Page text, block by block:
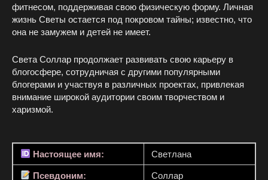
фитнесом, поддерживая свою физическую форму. Личная
жизнь Светы остается под покровом тайны; известно, что
она не замужем и детей не имеет.
Света Соллар продолжает развивать свою карьеру в
блогосфере, сотрудничая с другими популярными
блогерами и участвуя в различных проектах, привлекая
внимание широкой аудитории своим творчеством и
харизмой.
Настоящее имя: Светлана
Псевдоним: Соллар